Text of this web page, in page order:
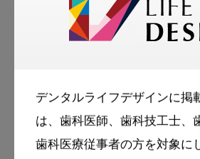
デンタルライフデザインに掲
は、歯科医師、歯科技工士、
歯科医療従事者の方を対象に
NPO法人「科学的なむし歯・
する会」（PSAP）理事長・歯
略歴
1996年 大阪大学歯学部卒業